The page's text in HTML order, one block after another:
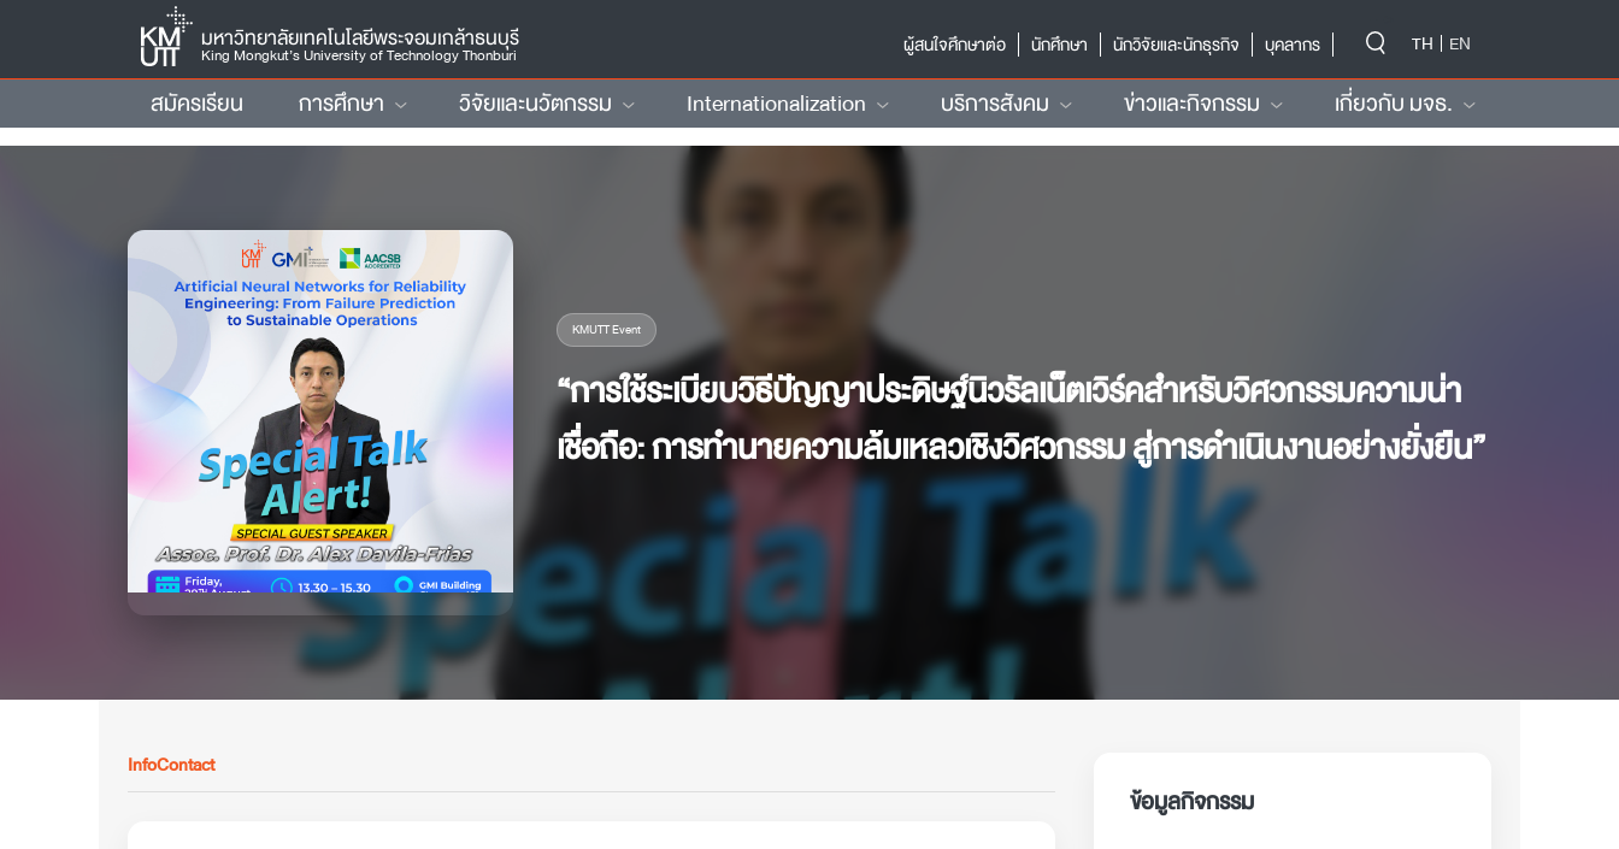
มหาวิทยาลัยเทคโนโลยีพระจอมเกล้าธนบุรี
King Mongkut’s University of Technology Thonburi
ผู้สนใจศึกษาต่อ
นักศึกษา นักวิจัยและนักธุรกิจ บุคลากร TH EN
สมัครเรียน การศึกษา วิจัยและนวัตกรรม Internationalization บริการสังคม ข่าวและกิจกรรม เกี่ยวกับ มจธ.
KMUTT Event
“การใช้ระเบียบวิธีปัญญาประดิษฐ์นิวรัลเน็ตเวิร์คสำหรับวิศวกรรมความน่า
เชื่อถือ: การทำนายความล้มเหลวเชิงวิศวกรรม สู่การดำเนินงานอย่างยั่งยืน”
InfoContact
ข้อมูลกิจกรรม